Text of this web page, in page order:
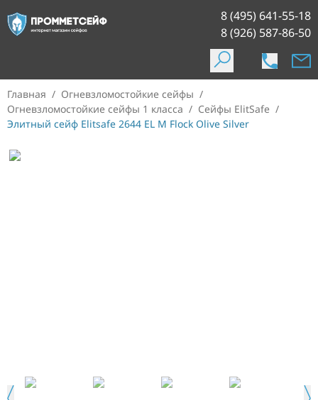
8 (495) 641-55-18
8 (926) 587-86-50
Главная / Огневзломостойкие сейфы /
Огневзломостойкие сейфы 1 класса / Сейфы ElitSafe /
Элитный сейф Elitsafe 2644 EL M Flock Olive Silver